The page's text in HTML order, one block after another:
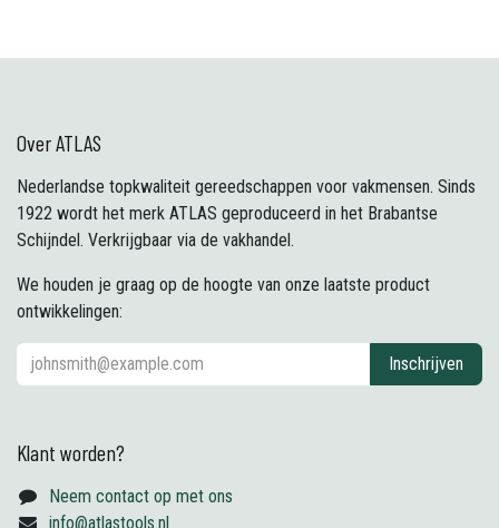
Over ATLAS
Nederlandse topkwaliteit gereedschappen voor vakmensen. Sinds
1922 wordt het merk ATLAS geproduceerd in het Brabantse
Schijndel. Verkrijgbaar via de vakhandel.
We houden je graag op de hoogte van onze laatste product
ontwikkelingen:
Inschrijven
Klant worden?
Neem contact op met ons
info@atlastools.nl